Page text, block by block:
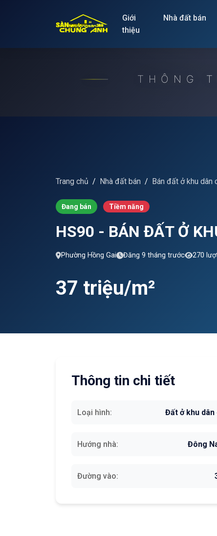
Giới
thiệu
Nhà đất bán
THÔNG
Trang chủ Nhà đất bán Bán đất ở khu dân
Đang bán Tiềm năng
HS90 - BÁN ĐẤT Ở
Phường Hồng Gai Đăng 9 tháng trước 270
37 triệu/m²
Thông tin chi tiết
Loại hình: Đất ở khu dân
Hướng nhà: Đông
Đường vào: